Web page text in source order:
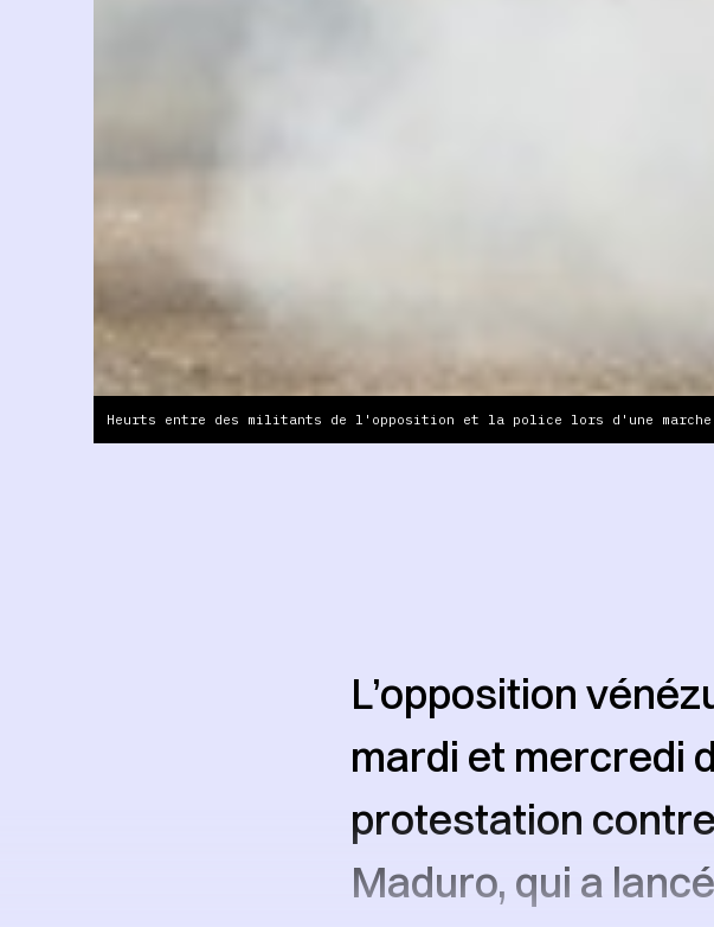
Heurts entre des militants de l'opposition et la police lors d'une marche
L’opposition
mardi et mercredi
protestation
Maduro, qui a